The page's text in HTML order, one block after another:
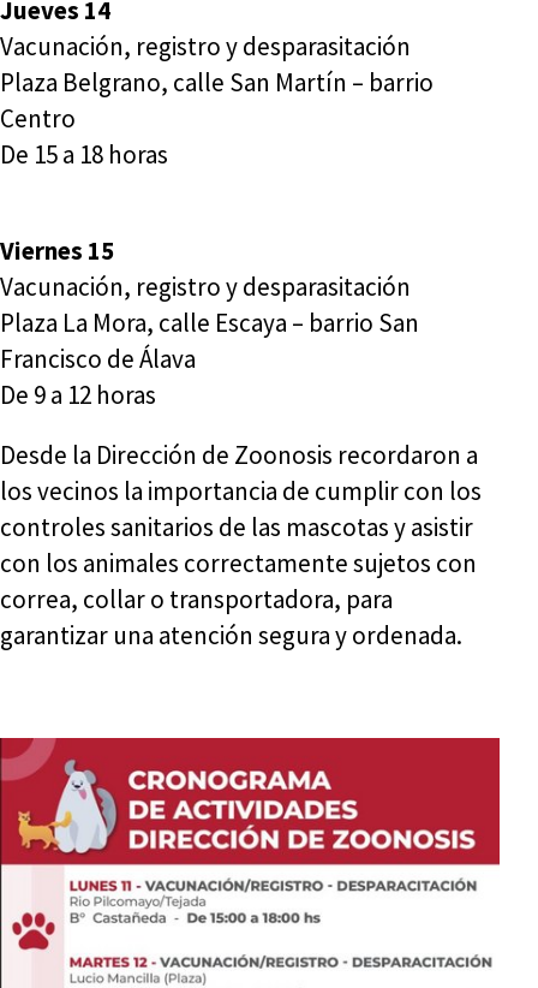
Jueves 14
Vacunación, registro y desparasitación
Plaza Belgrano, calle San Martín – barrio
Centro
De 15 a 18 horas
Viernes 15
Vacunación, registro y desparasitación
Plaza La Mora, calle Escaya – barrio San
Francisco de Álava
De 9 a 12 horas
Desde la Dirección de Zoonosis recordaron a
los vecinos la importancia de cumplir con los
controles sanitarios de las mascotas y asistir
con los animales correctamente sujetos con
correa, collar o transportadora, para
garantizar una atención segura y ordenada.